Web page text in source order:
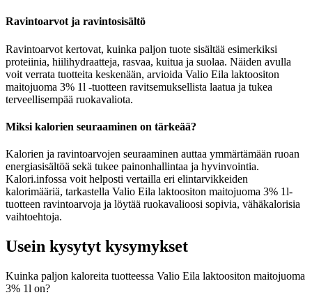
Ravintoarvot ja ravintosisältö
Ravintoarvot kertovat, kuinka paljon tuote sisältää esimerkiksi
proteiinia, hiilihydraatteja, rasvaa, kuitua ja suolaa. Näiden avulla
voit verrata tuotteita keskenään, arvioida Valio Eila laktoositon
maitojuoma 3% 1l -tuotteen ravitsemuksellista laatua ja tukea
terveellisempää ruokavaliota.
Miksi kalorien seuraaminen on tärkeää?
Kalorien ja ravintoarvojen seuraaminen auttaa ymmärtämään ruoan
energiasisältöä sekä tukee painonhallintaa ja hyvinvointia.
Kalori.infossa voit helposti vertailla eri elintarvikkeiden
kalorimääriä, tarkastella Valio Eila laktoositon maitojuoma 3% 1l-
tuotteen ravintoarvoja ja löytää ruokavalioosi sopivia, vähäkalorisia
vaihtoehtoja.
Usein kysytyt kysymykset
Kuinka paljon kaloreita tuotteessa Valio Eila laktoositon maitojuoma
3% 1l on?